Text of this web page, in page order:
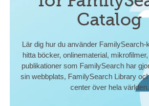
Catalog
Lär dig hur du använder FamilySearch-
hitta böcker, onlinematerial,
publikationer som FamilySearch har
sin webbplats, FamilySearch Library
center över hela världen.